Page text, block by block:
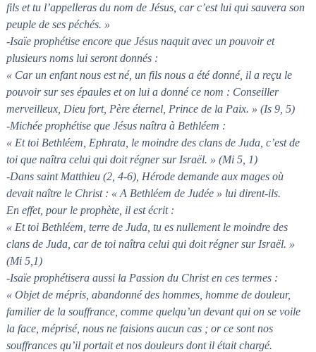
fils et tu l’appelleras du nom de Jésus, car c’est lui qui sauvera son
peuple de ses péchés. »
-Isaïe prophétise encore que Jésus naquit avec un pouvoir et
plusieurs noms lui seront donnés :
« Car un enfant nous est né, un fils nous a été donné, il a reçu le
pouvoir sur ses épaules et on lui a donné ce nom : Conseiller
merveilleux, Dieu fort, Père éternel, Prince de la Paix. » (Is 9, 5)
-Michée prophétise que Jésus naîtra à Bethléem :
« Et toi Bethléem, Ephrata, le moindre des clans de Juda, c’est de
toi que naîtra celui qui doit régner sur Israël. » (Mi 5, 1)
-Dans saint Matthieu (2, 4-6), Hérode demande aux mages où
devait naître le Christ : « A Bethléem de Judée » lui dirent-ils.
En effet, pour le prophète, il est écrit :
« Et toi Bethléem, terre de Juda, tu es nullement le moindre des
clans de Juda, car de toi naîtra celui qui doit régner sur Israël. »
(Mi 5,1)
-Isaïe prophétisera aussi la Passion du Christ en ces termes :
« Objet de mépris, abandonné des hommes, homme de douleur,
familier de la souffrance, comme quelqu’un devant qui on se voile
la face, méprisé, nous ne faisions aucun cas ; or ce sont nos
souffrances qu’il portait et nos douleurs dont il était chargé.